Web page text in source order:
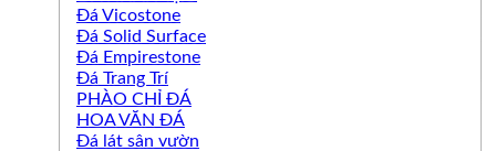
Đá Vicostone
Đá Solid Surface
Đá Empirestone
Đá Trang Trí
PHÀO CHỈ ĐÁ
HOA VĂN ĐÁ
Đá lát sân vườn